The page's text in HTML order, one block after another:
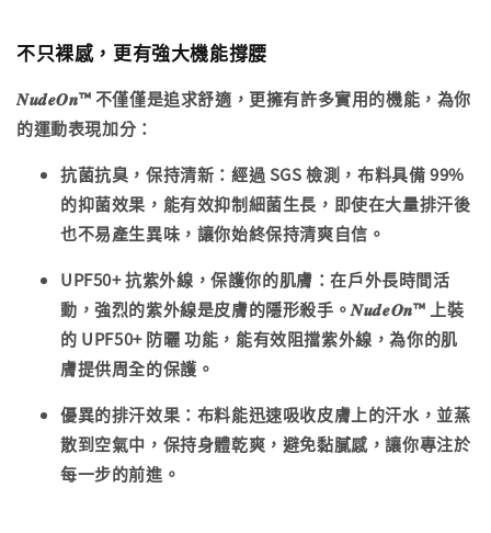
不只裸感，更有強大機能撐腰
𝑵𝒖𝒅𝒆𝑶𝒏™ 不僅僅是追求舒適，更擁有許多實用的機能，為你
的運動表現加分：
抗菌抗臭，保持清新 ：經過 SGS 檢測 ，布料具備99%
的抑菌效果 ，能有效抑制細菌生長，即使在大量排汗後
也不易產生異味，讓你始終保持清爽自信。
UPF50+ 抗紫外線，保護你的肌膚 ：在戶外長時間活
動，強烈的紫外線是皮膚的隱形殺手。𝑵𝒖𝒅𝒆𝑶𝒏™ 上裝
的 UPF50+ 防曬功能，能有效阻擋紫外線，為你的肌
膚提供周全的保護。
優異的排汗效果 ：布料能迅速吸收皮膚上的汗水，並蒸
散到空氣中，保持身體乾爽，避免黏膩感，讓你專注於
每一步的前進。